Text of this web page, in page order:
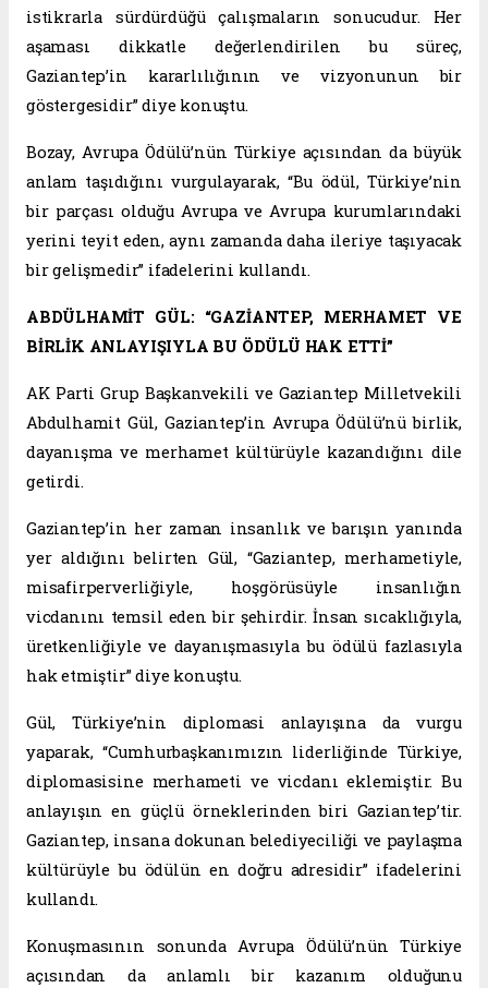
istikrarla sürdürdüğü çalışmaların sonucudur. Her
aşaması dikkatle değerlendirilen bu süreç,
Gaziantep’in kararlılığının ve vizyonunun bir
göstergesidir” diye konuştu.
Bozay, Avrupa Ödülü’nün Türkiye açısından da büyük
anlam taşıdığını vurgulayarak, “Bu ödül, Türkiye’nin
bir parçası olduğu Avrupa ve Avrupa kurumlarındaki
yerini teyit eden, aynı zamanda daha ileriye taşıyacak
bir gelişmedir” ifadelerini kullandı.
ABDÜLHAMİT GÜL: “GAZİANTEP, MERHAMET VE
BİRLİK ANLAYIŞIYLA BU ÖDÜLÜ HAK ETTİ”
AK Parti Grup Başkanvekili ve Gaziantep Milletvekili
Abdulhamit Gül, Gaziantep’in Avrupa Ödülü’nü birlik,
dayanışma ve merhamet kültürüyle kazandığını dile
getirdi.
Gaziantep’in her zaman insanlık ve barışın yanında
yer aldığını belirten Gül, “Gaziantep, merhametiyle,
misafirperverliğiyle, hoşgörüsüyle insanlığın
vicdanını temsil eden bir şehirdir. İnsan sıcaklığıyla,
üretkenliğiyle ve dayanışmasıyla bu ödülü fazlasıyla
hak etmiştir” diye konuştu.
Gül, Türkiye’nin diplomasi anlayışına da vurgu
yaparak, “Cumhurbaşkanımızın liderliğinde Türkiye,
diplomasisine merhameti ve vicdanı eklemiştir. Bu
anlayışın en güçlü örneklerinden biri Gaziantep’tir.
Gaziantep, insana dokunan belediyeciliği ve paylaşma
kültürüyle bu ödülün en doğru adresidir” ifadelerini
kullandı.
Konuşmasının sonunda Avrupa Ödülü’nün Türkiye
açısından da anlamlı bir kazanım olduğunu